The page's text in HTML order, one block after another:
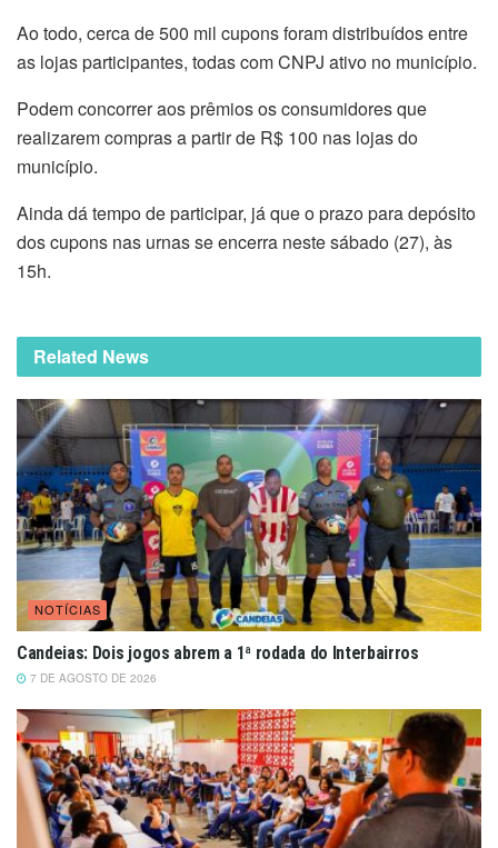
Ao todo, cerca de 500 mil cupons foram distribuídos entre
as lojas participantes, todas com CNPJ ativo no município.
Podem concorrer aos prêmios os consumidores que
realizarem compras a partir de R$ 100 nas lojas do
município.
Ainda dá tempo de participar, já que o prazo para depósito
dos cupons nas urnas se encerra neste sábado (27), às
15h.
Related News
NOTÍCIAS
Candeias: Dois jogos abrem a 1ª rodada do Interbairros
7 DE AGOSTO DE 2026